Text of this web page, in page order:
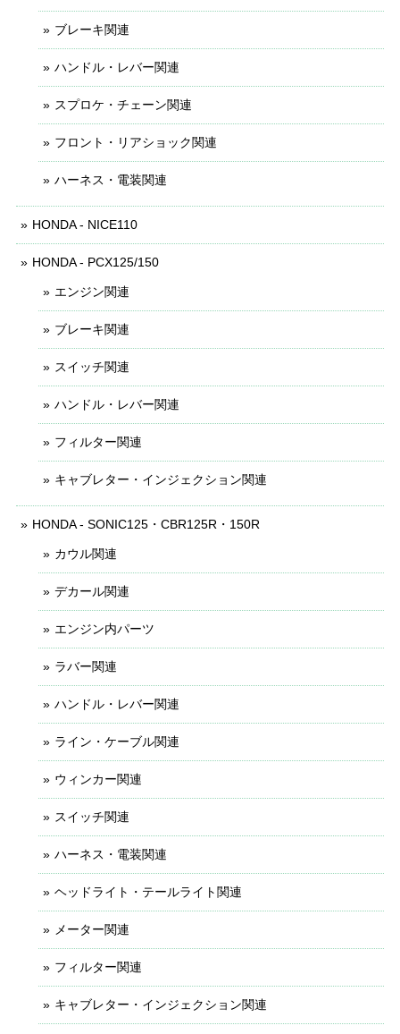
ブレーキ関連
ハンドル・レバー関連
スプロケ・チェーン関連
フロント・リアショック関連
ハーネス・電装関連
HONDA - NICE110
HONDA - PCX125/150
エンジン関連
ブレーキ関連
スイッチ関連
ハンドル・レバー関連
フィルター関連
キャブレター・インジェクション関連
HONDA - SONIC125・CBR125R・150R
カウル関連
デカール関連
エンジン内パーツ
ラバー関連
ハンドル・レバー関連
ライン・ケーブル関連
ウィンカー関連
スイッチ関連
ハーネス・電装関連
ヘッドライト・テールライト関連
メーター関連
フィルター関連
キャブレター・インジェクション関連